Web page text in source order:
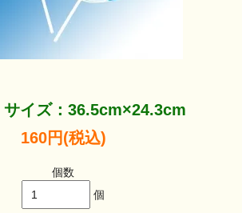
イズ：36.5cm×24.3cm
160円(税込)
個数
個